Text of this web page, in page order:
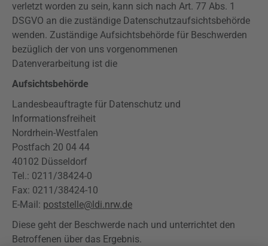
verletzt worden zu sein, kann sich nach Art. 77 Abs. 1
DSGVO an die zuständige Datenschutzaufsichtsbehörde
wenden. Zuständige Aufsichtsbehörde für Beschwerden
bezüglich der von uns vorgenommenen
Datenverarbeitung ist die
Aufsichtsbehörde
Landesbeauftragte für Datenschutz und
Informationsfreiheit
Nordrhein-Westfalen
Postfach 20 04 44
40102 Düsseldorf
Tel.: 0211/38424-0
Fax: 0211/38424-10
E-Mail: poststelle@ldi.nrw.de
Diese geht der Beschwerde nach und unterrichtet den
Betroffenen über das Ergebnis.